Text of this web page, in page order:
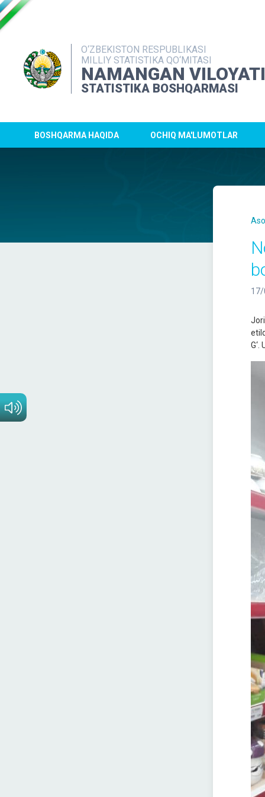
O‘ZBEKISTON RESPUBLIKASI
MILLIY STATISTIKA QO‘MITASI
NAMANGAN VILOYATI
STATISTIKA BOSHQARMASI
BOSHQARMA HAQIDA OCHIQ MA'LUMOTLAR